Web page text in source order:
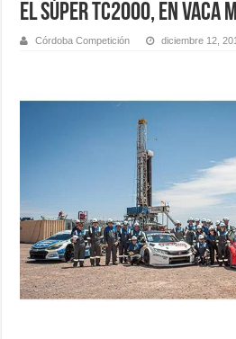
EL SÚPER TC2000, EN VACA
Córdoba Competición diciembre 12,